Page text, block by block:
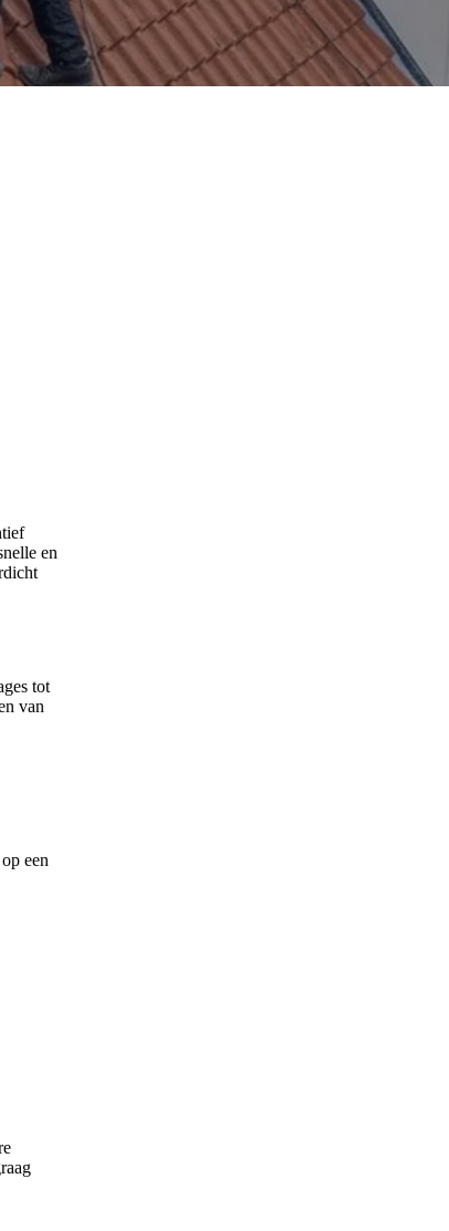
en
tot
van
een